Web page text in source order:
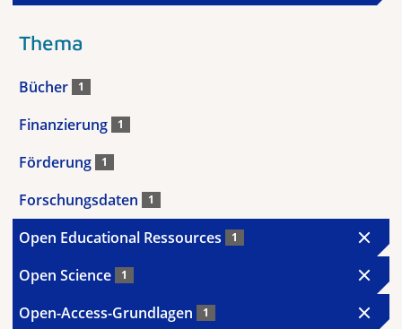
Thema
Bücher 1
Finanzierung 1
Förderung 1
Forschungsdaten 1
Open Educational Ressources 1
Open Science 1
Open-Access-Grundlagen 1